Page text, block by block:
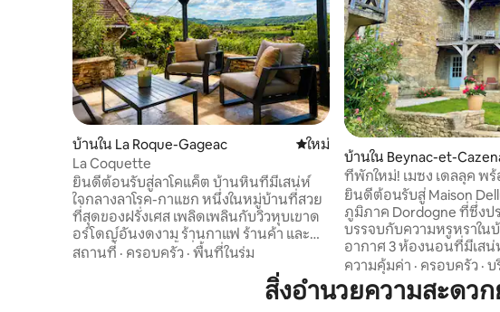
บ้านใน La Roque-Gageac ที่พักใหม่
ใหม่
La Coquette
ยินดีต้อนรับสู่ลาโคแค็ต บ้านหินที่มีเสน่ห์
ใจกลางลาโรค-กาแชก หนึ่งในหมู่บ้านที่สวย
ที่สุดของฝรั่งเศส เพลิดเพลินกับวิวหุบเขาด
อร์โดญ์อันงดงาม ร้านกาแฟ ร้านค้า และ
การเดินเลียบแม่น้ำที่อยู่ใกล้เคียง จากบ้านดู
เพลิดเพลินกับพระอาทิตย์ตกในยามเย็น
บ้านที่อบอุ่นและน่าอยู่แห่งนี้ผสมผสาน
สถานที่ · ครอบครัว · พื้นที่ในร่ม
บ้านใน Beynac-et-
ที่พักใหม่! เมซง เดลลุค พ
วิเศษ
ยินดีต้อนรับสู่ Maison
ภูมิภาค Dordogne ที่ซึ่งป
บรรจบกับความหรูหราใน
อากาศ 3 ห้องนอนที่มีเสน่
หมู่บ้าน Beynac-et-
ฝรั่งเศส สัมผัสบ้านพักตากอากาศที่เพิ่งเปิด
ตัวใหม่ของเราซึ่งเป็นอั
ความคุ้มค่า · ครอบครัว · บ
สิ่งอำนวยความสะดว